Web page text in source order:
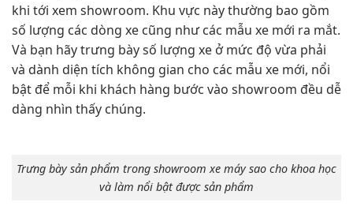
khi tới xem showroom. Khu vực này thường bao gồm
số lượng các dòng xe cũng như các mẫu xe mới ra mắt.
Và bạn hãy trưng bày số lượng xe ở mức độ vừa phải
và dành diện tích không gian cho các mẫu xe mới, nổi
bật để mỗi khi khách hàng bước vào showroom đều dễ
dàng nhìn thấy chúng.
Trưng bày sản phẩm trong showroom xe máy sao cho khoa học
và làm nổi bật được sản phẩm